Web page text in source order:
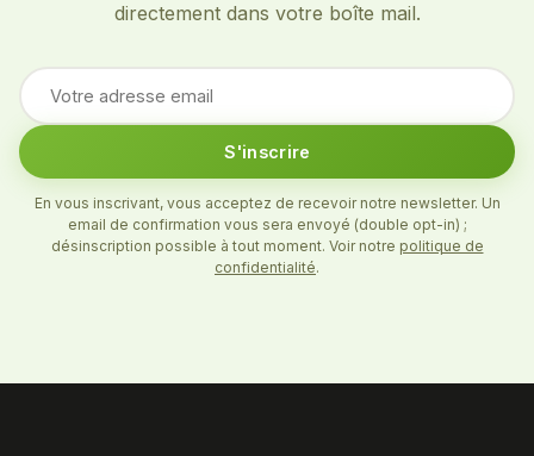
directement dans votre boîte mail.
S'inscrire
En vous inscrivant, vous acceptez de recevoir notre newsletter. Un
email de confirmation vous sera envoyé (double opt-in) ;
désinscription possible à tout moment. Voir notre politique de
confidentialité.